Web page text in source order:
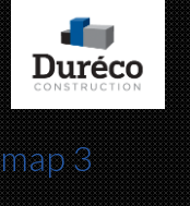
map 3